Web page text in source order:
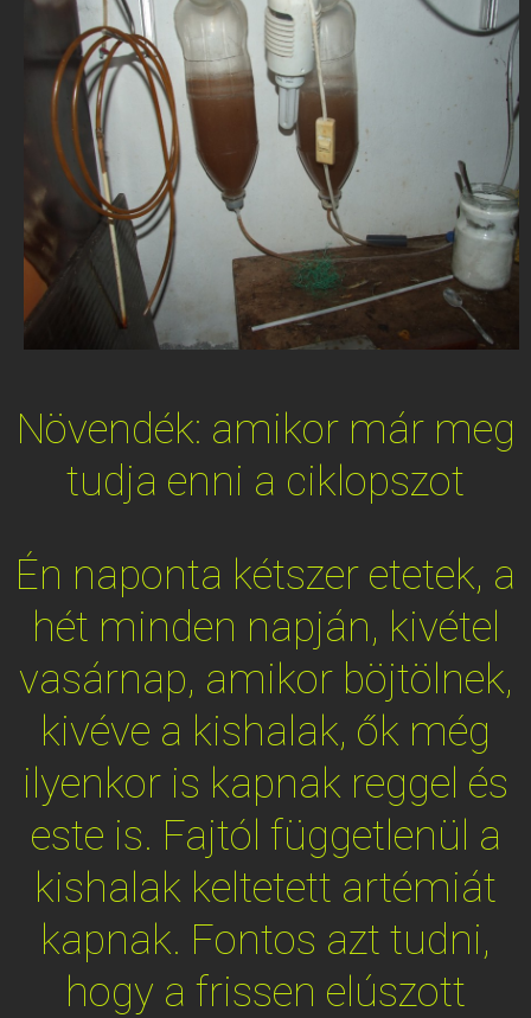
Növendék: amikor már meg
tudja enni a ciklopszot
Én naponta kétszer etetek, a
hét minden napján, kivétel
vasárnap, amikor böjtölnek,
kivéve a kishalak, ők még
ilyenkor is kapnak reggel és
este is. Fajtól függetlenül a
kishalak keltetett artémiát
kapnak. Fontos azt tudni,
hogy a frissen elúszott